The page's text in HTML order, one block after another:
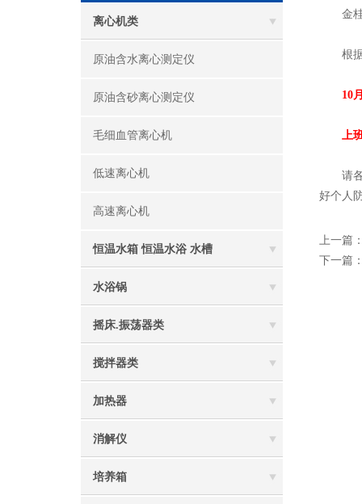
离心机类
原油含水离心测定仪
原油含砂离心测定仪
毛细血管离心机
低速离心机
高速离心机
恒温水箱 恒温水浴 水槽
水浴锅
摇床.振荡器类
搅拌器类
加热器
消解仪
培养箱
金桂
根据
10
上
请各
好个人
上一篇
下一篇